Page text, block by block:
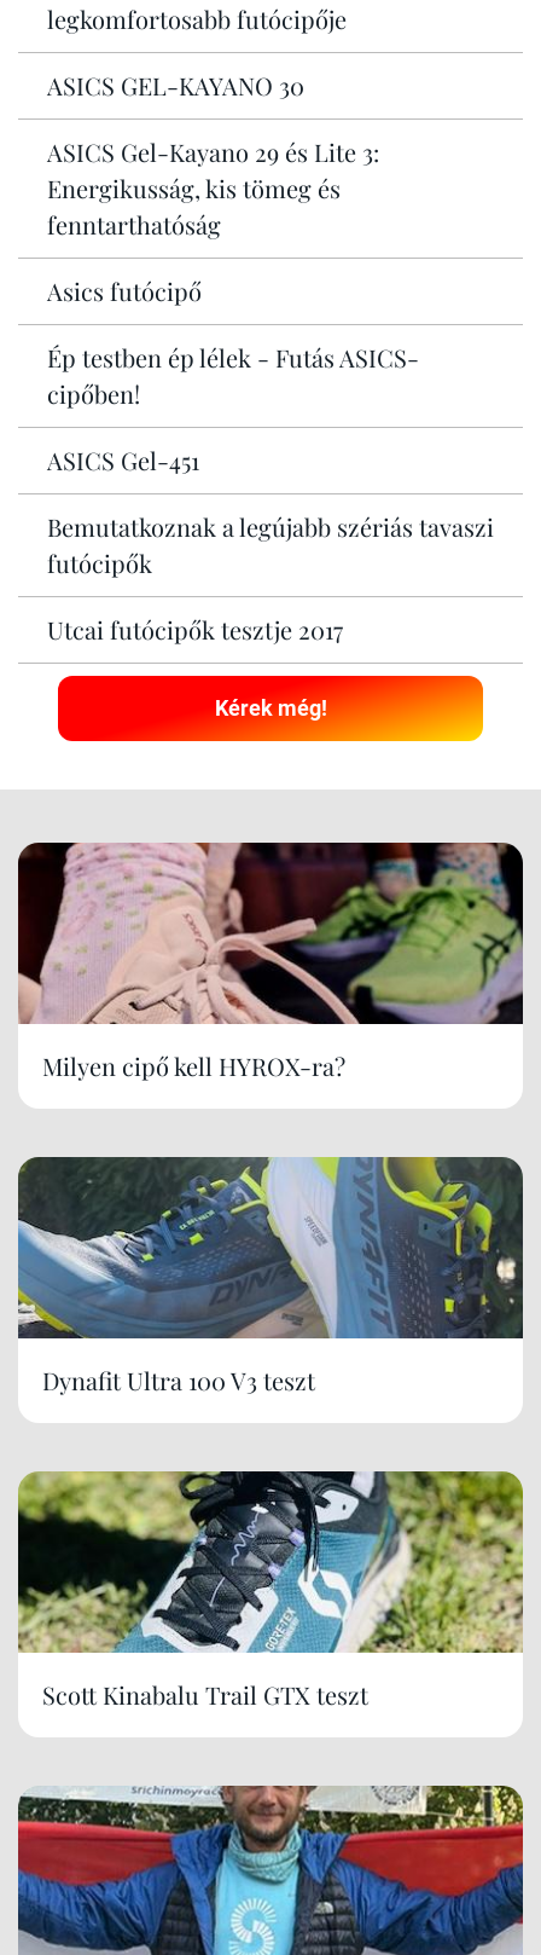
legkomfortosabb futócipője
ASICS GEL-KAYANO 30
ASICS Gel-Kayano 29 és Lite 3:
Energikusság, kis tömeg és
fenntarthatóság
Asics futócipő
Ép testben ép lélek - Futás ASICS-
cipőben!
ASICS Gel-451
Bemutatkoznak a legújabb szériás tavaszi
futócipők
Utcai futócipők tesztje 2017
Kérek még!
Milyen cipő kell HYROX-ra?
Dynafit Ultra 100 V3 teszt
Scott Kinabalu Trail GTX teszt